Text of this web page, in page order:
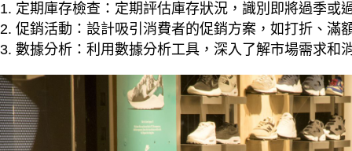
1. 定期庫存檢查：定期評估庫存狀況，識別即將過季或
2. 促銷活動：設計吸引消費者的促銷方案，如打折、滿
3. 數據分析：利用數據分析工具，深入了解市場需求和